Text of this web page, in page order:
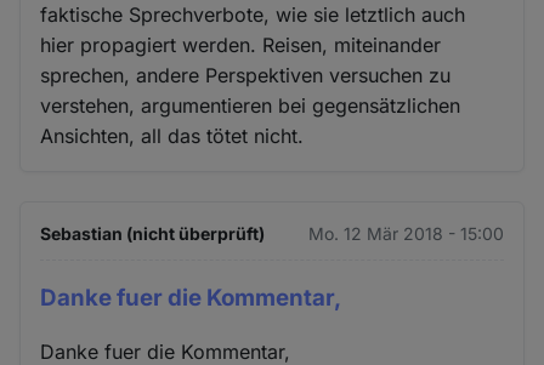
faktische Sprechverbote, wie sie letztlich auch
hier propagiert werden. Reisen, miteinander
sprechen, andere Perspektiven versuchen zu
verstehen, argumentieren bei gegensätzlichen
Ansichten, all das tötet nicht.
Sebastian (nicht überprüft) Mo. 12 Mär 2018 - 15:00
Danke fuer die Kommentar,
Danke fuer die Kommentar,